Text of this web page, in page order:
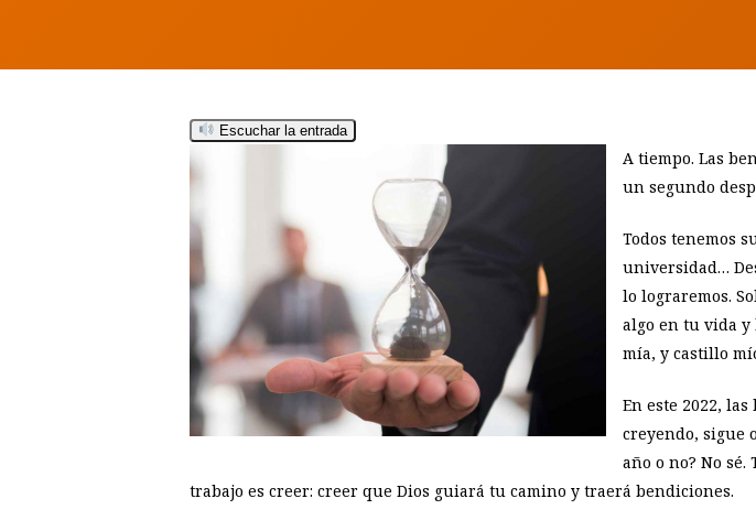
Hit enter to search or ESC to close
Escuchar la entrada
A tiempo. Las
un segundo
Todos tenemos
universidad…
lo lograremos.
algo en tu vida y
mía, y castillo
En este 2022,
creyendo, sigue
año o no? No
trabajo es creer: creer que Dios guiará tu camino y traerá bendiciones.